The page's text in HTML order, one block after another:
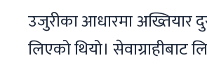
उजुरीका आधारमा अख्तियार
लिएको थियो।